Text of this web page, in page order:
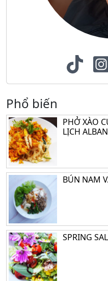
Phổ biến
PHỞ XÀO
LỊCH
BÚN NAM
SPRING